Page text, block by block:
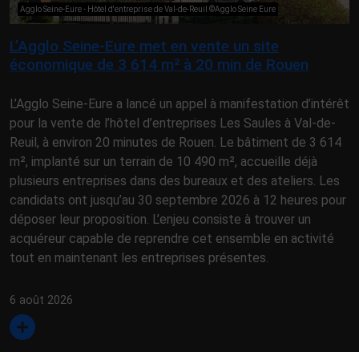
Agglo Seine-Eure - Hôtel d'entreprise de Val-de-Reuil ©Agglo Seine Eure
L’Agglo Seine-Eure met en vente un site
économique de 3 614 m² à 20 min de Rouen
L’Agglo Seine-Eure a lancé un appel à manifestation d’intérêt
pour la vente de l’hôtel d’entreprises Les Saules à Val-de-
Reuil, à environ 20 minutes de Rouen. Le bâtiment de 3 614
m², implanté sur un terrain de 10 490 m², accueille déjà
plusieurs entreprises dans des bureaux et des ateliers. Les
candidats ont jusqu’au 30 septembre 2026 à 12 heures pour
déposer leur proposition. L’enjeu consiste à trouver un
acquéreur capable de reprendre cet ensemble en activité
tout en maintenant les entreprises présentes.
6 août 2026